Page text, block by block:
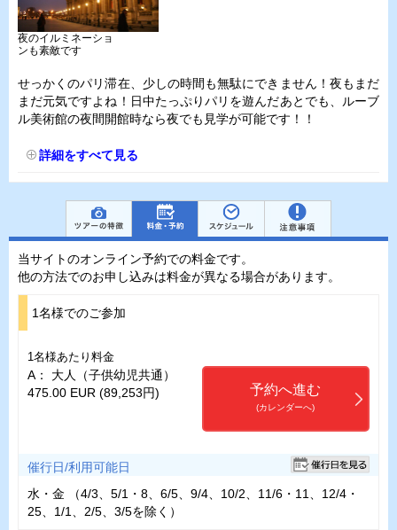
夜のイルミネーショ
ンも素敵です
せっかくのパリ滞在、少しの時間も無駄にできません！夜もまだ
まだ元気ですよね！日中たっぷりパリを遊んだあとでも、ルーブ
ル美術館の夜間開館時なら夜でも見学が可能です！！
詳細をすべて見る
当サイトのオンライン予約での料金です。
他の方法でのお申し込みは料金が異なる場合があります。
1名様でのご参加
1名様あたり料金
A： 大人（子供幼児共通）
475.00 EUR (89,253円)
予約へ進む
(カレンダーへ)
催行日/利用可能日
水・金 （4/3、5/1・8、6/5、9/4、10/2、11/6・11、12/4・
25、1/1、2/5、3/5を除く）